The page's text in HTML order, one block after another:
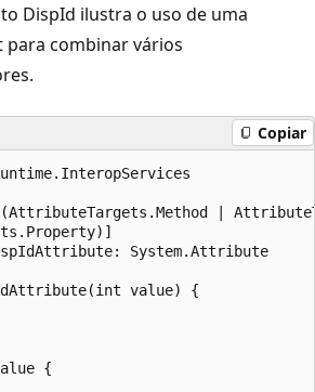
DispId ilustra o uso de uma
para combinar vários
Copiar
|
System.Attribute
value) {
{